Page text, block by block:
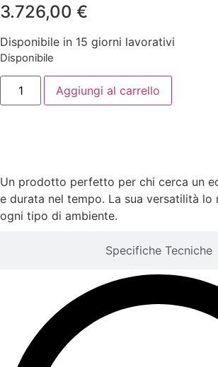
3.726,00 €
Disponibile in 15 giorni lavorativi
Disponibile
OPERA
180.B1
quantità
Aggiungi al carrello
Specifiche Tecniche
Un prodotto perfetto per chi cerca un
e durata nel tempo. La sua versatilità lo
ogni tipo di ambiente.